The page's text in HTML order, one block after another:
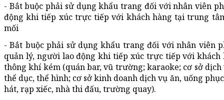
- Bắt buộc phải sử dụng khẩu trang đối với nhân viên
động khi tiếp xúc trực tiếp với khách hàng tại trung
mối
- Bắt buộc phải sử dụng khẩu trang đối với nhân viên
quản lý, người lao động khi tiếp xúc trực tiếp với
thông khí kém (quán bar, vũ trường; karaoke; cơ sở
thể dục, thể hình; cơ sở kinh doanh dịch vụ ăn, uống
hát, rạp xiếc, nhà thi đấu, trường quay).